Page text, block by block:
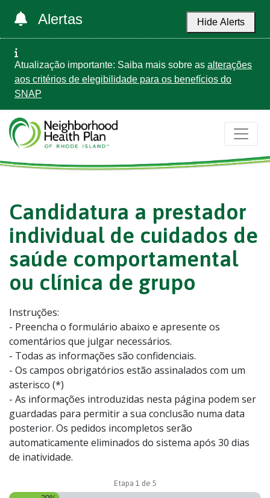
Alertas Hide Alerts
Atualização importante: Saiba mais sobre as alterações
aos critérios de elegibilidade para os benefícios do
SNAP
Candidatura a prestador
individual de cuidados de
saúde comportamental
ou clínica de grupo
Instruções:
- Preencha o formulário abaixo e apresente os
comentários que julgar necessários.
- Todas as informações são confidenciais.
- Os campos obrigatórios estão assinalados com um
asterisco (*)
- As informações introduzidas nesta página podem ser
guardadas para permitir a sua conclusão numa data
posterior. Os pedidos incompletos serão
automaticamente eliminados do sistema após 30 dias
de inatividade.
Etapa 1 de 5